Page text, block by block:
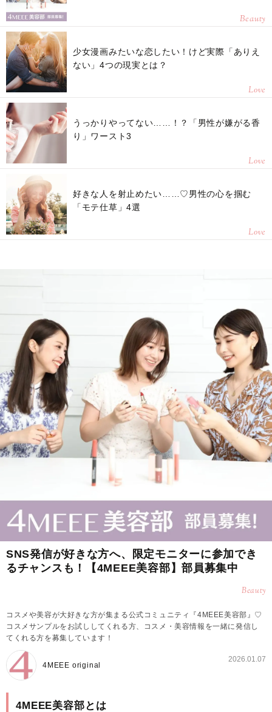
Beauty
少女漫画みたいな恋したい！けど実際「ありえ
ない」4つの現実とは？
Love
うっかりやってない……！？「男性が嫌がる香
り」ワースト3
Love
好きな人を射止めたい……♡男性の心を掴む
「モテ仕草」4選
Love
SNS発信が好きな方へ、限定モニターに参加でき
るチャンスも！【4MEEE美容部】部員募集中
Beauty
コスメや美容が大好きな方が集まる公式コミュニティ『4MEEE美容部』♡
コスメサンプルをお試ししてくれる方、コスメ・美容情報を一緒に発信し
てくれる方を募集しています！
4MEEE original
2026.01.07
4MEEE美容部とは